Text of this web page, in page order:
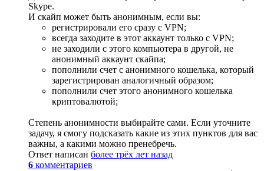
Skype.
И скайп может быть анонимным, если вы:
регистрировали его сразу с VPN;
всегда заходите в этот аккаунт только с VPN;
не заходили с этого компьютера в другой, не
анонимный аккаунт скайпа;
пополнили счет с анонимного кошелька, который
зарегистрирован аналогичный образом;
пополнили счет этого анонимного кошелька
криптовалютой;
Степень анонимности выбирайте сами. Если уточните
задачу, я смогу подсказать какие из этих пунктов для вас
важны, а какими можно пренебречь.
Ответ написан более трёх лет назад
6 комментариев